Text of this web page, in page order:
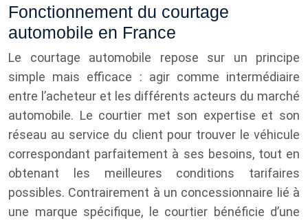
Fonctionnement du courtage
automobile en France
Le courtage automobile repose sur un principe
simple mais efficace : agir comme intermédiaire
entre l’acheteur et les différents acteurs du marché
automobile. Le courtier met son expertise et son
réseau au service du client pour trouver le véhicule
correspondant parfaitement à ses besoins, tout en
obtenant les meilleures conditions tarifaires
possibles. Contrairement à un concessionnaire lié à
une marque spécifique, le courtier bénéficie d’une